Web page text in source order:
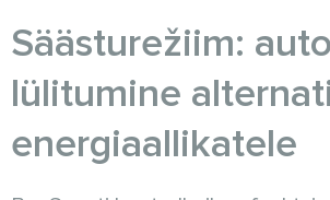
Säästurežiim:
lülitumine
energiaallikatele